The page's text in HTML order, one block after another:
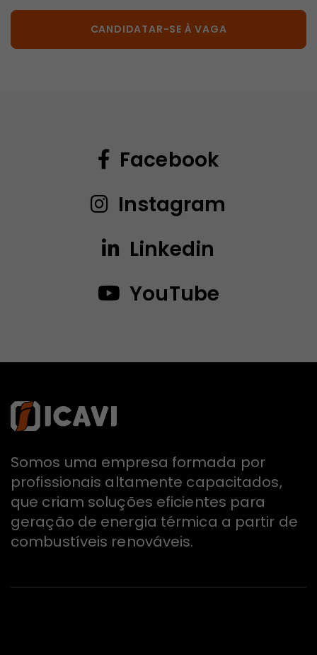
CANDIDATAR-SE À VAGA
Facebook
Instagram
Linkedin
YouTube
Somos uma empresa formada por
profissionais altamente capacitados,
que criam soluções eficientes para
geração de energia térmica a partir de
combustíveis renováveis.